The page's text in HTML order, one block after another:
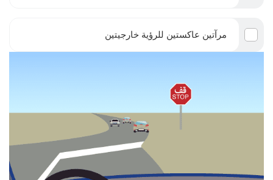
مرآتين عاكستين للرؤية خارجيتين